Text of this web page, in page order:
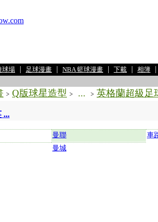
球場 | 足球漫畫 | NBA 籃球漫畫 | 下載 | 相簿 |
> Q版球星造型 > ... > 英格蘭超級足
...
曼聯
車
曼城